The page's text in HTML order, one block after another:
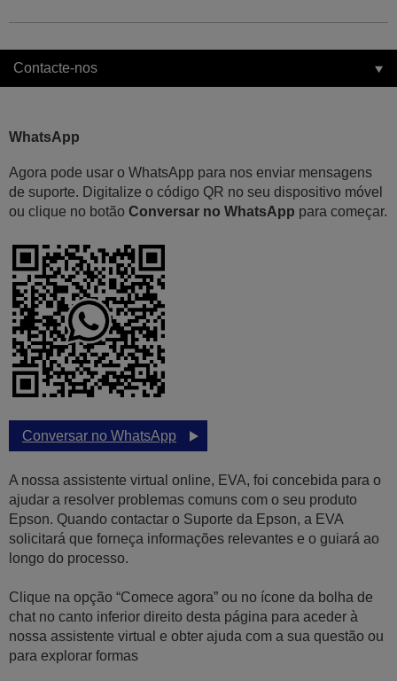
Contacte-nos
WhatsApp
Agora pode usar o WhatsApp para nos enviar mensagens
de suporte. Digitalize o código QR no seu dispositivo móvel
ou clique no botão Conversar no WhatsApp para começar.
Conversar no WhatsApp
A nossa assistente virtual online, EVA, foi concebida para o
ajudar a resolver problemas comuns com o seu produto
Epson. Quando contactar o Suporte da Epson, a EVA
solicitará que forneça informações relevantes e o guiará ao
longo do processo.
Clique na opção “Comece agora” ou no ícone da bolha de
chat no canto inferior direito desta página para aceder à
nossa assistente virtual e obter ajuda com a sua questão ou
para explorar formas